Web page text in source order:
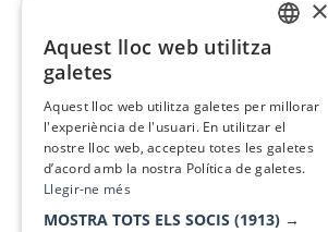
×
Aquest lloc web utilitza
galetes
Aquest lloc web utilitza galetes per millorar
l'experiència de l'usuari. En utilitzar el
nostre lloc web, accepteu totes les galetes
d’acord amb la nostra Política de galetes.
Llegir-ne més
MOSTRA TOTS ELS SOCIS (1913) →